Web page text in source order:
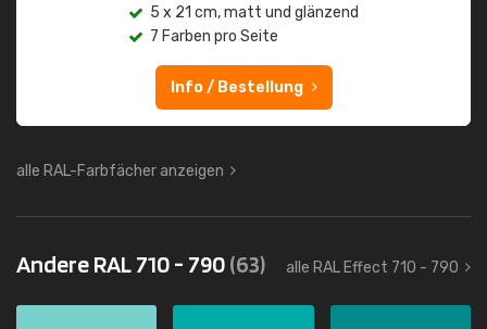
5 x 21 cm, matt und glänzend
7 Farben pro Seite
Info / Bestellung
alle RAL-Farbfächer anzeigen
Andere RAL 710 - 790(63) alle RAL Effect 710 - 790